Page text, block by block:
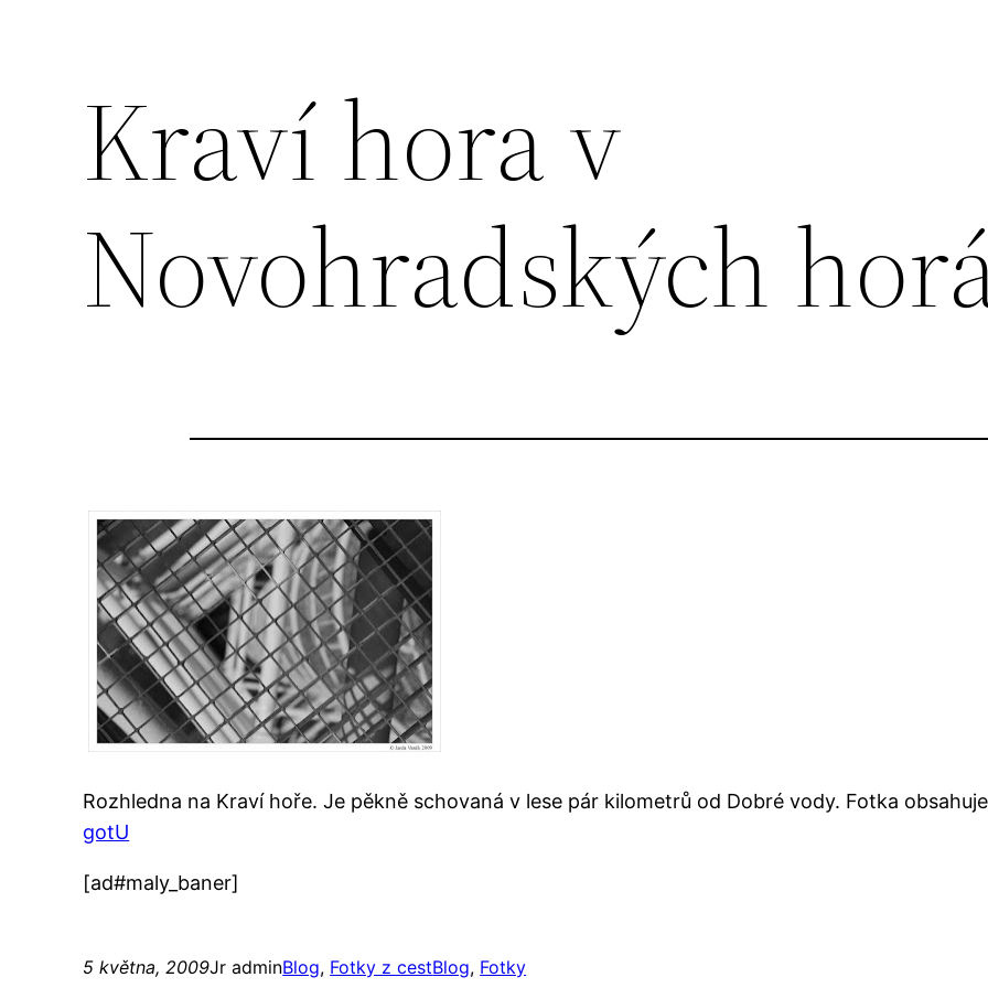
Kraví hora v
Novohradských
Rozhledna na Kraví hoře. Je pěkně schovaná v lese pár kilometrů od Dobré vody. Fotka
gotU
[ad#maly_baner]
5 května, 2009Jr adminBlog, Fotky z cestBlog, Fotky